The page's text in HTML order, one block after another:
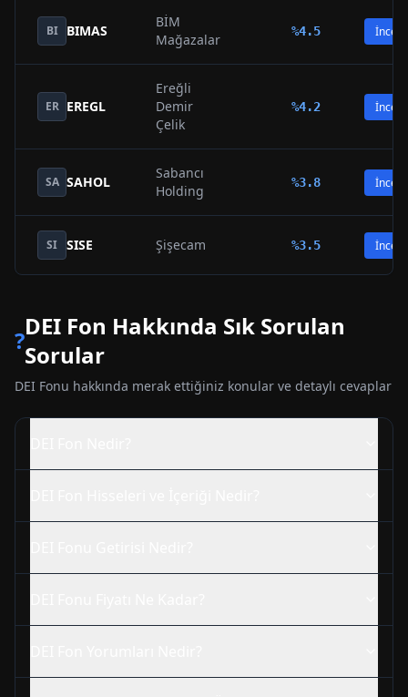
BI BIMAS
BİM
Mağazalar
%4.5 İncele
ER EREGL
Ereğli
Demir
Çelik
%4.2 İncele
SA SAHOL
Sabancı
Holding
%3.8 İncele
SI SISE Şişecam %3.5 İncele
?DEI Fon Hakkında Sık Sorulan
Sorular
DEI Fonu hakkında merak ettiğiniz konular ve detaylı cevaplar